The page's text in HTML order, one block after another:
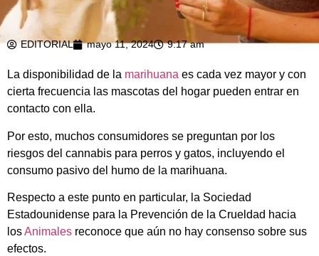
EDITORIAL mayo 11, 2024 9:17 am
La disponibilidad de la marihuana es cada vez mayor y con
cierta frecuencia las mascotas del hogar pueden entrar en
contacto con ella.
Por esto, muchos consumidores se preguntan por los
riesgos del cannabis para perros y gatos, incluyendo el
consumo pasivo del humo de la marihuana.
Respecto a este punto en particular, la Sociedad
Estadounidense para la Prevención de la Crueldad hacia
losAnimales reconoce que aún no hay consenso sobre sus
efectos.